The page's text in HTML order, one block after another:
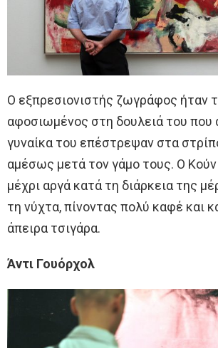
Ο εξπρεσιονιστής ζωγράφος ήταν
αφοσιωμένος στη δουλειά του που
γυναίκα του επέστρεψαν στα
αμέσως μετά τον γάμο τους. Ο
μέχρι αργά κατά τη διάρκεια της
τη νύχτα, πίνοντας πολύ καφέ και
άπειρα τσιγάρα.
Άντι Γουόρχολ